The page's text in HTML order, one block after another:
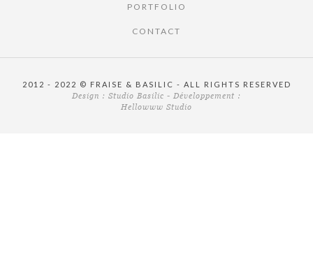
PORTFOLIO
CONTACT
2012 - 2022 © FRAISE & BASILIC - ALL RIGHTS RESERVED
Design : Studio Basilic - Développement :
Hellowww Studio